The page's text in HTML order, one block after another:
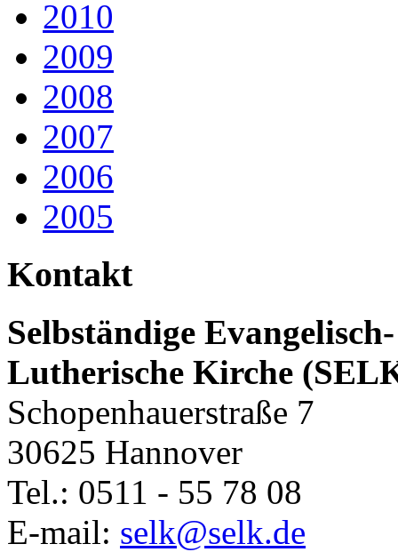
2010
2009
2008
2007
2006
2005
Kontakt
Selbständige Evangelisch-
Lutherische Kirche
Schopenhauerstraße 7
30625 Hannover
Tel.: 0511 - 55 78 08
E-mail: selk@selk.de